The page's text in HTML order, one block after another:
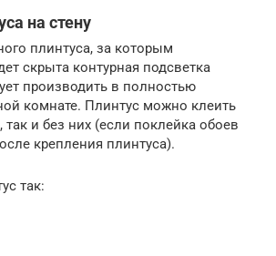
на стену
плинтуса, за которым
скрыта контурная подсветка
производить в полностью
комнате. Плинтус можно клеить
так и без них (если поклейка обоев
крепления плинтуса).
так: